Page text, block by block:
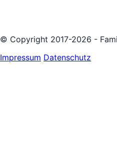
© Copyright 2017-2026 -
Impressum Datenschutz